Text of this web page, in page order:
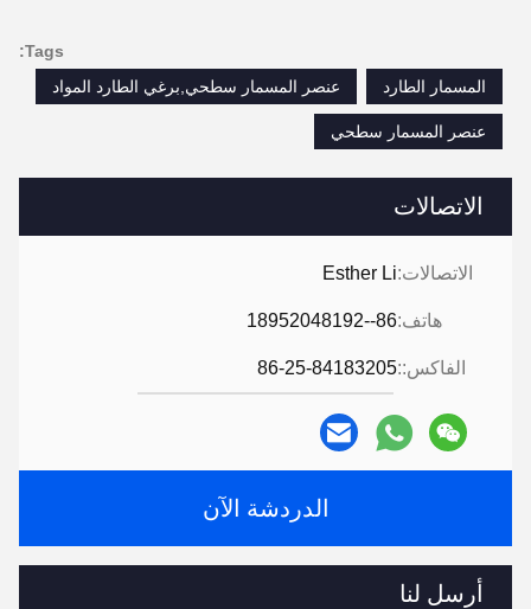
الاتصالات
الاتصالات:Esther Li
هاتف:86--18952048192
الفاكس::86-25-84183205
الدردشة الآن
أرسل لنا
Tags:
المسمار الطارد
عنصر المسمار سطحي,برغي الطارد المواد
عنصر المسمار سطحي